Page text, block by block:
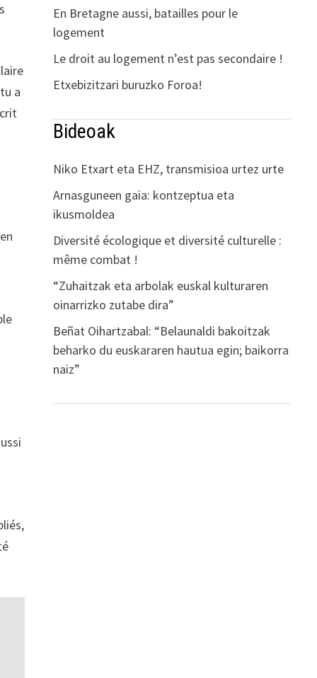
a
En Bretagne aussi, batailles pour le
logement
Le droit au logement n’est pas secondaire !
Etxebizitzari buruzko Foroa!
Bideoak
Niko Etxart eta EHZ, transmisioa urtez urte
Arnasguneen gaia: kontzeptua eta
ikusmoldea
Diversité écologique et diversité culturelle :
même combat !
“Zuhaitzak eta arbolak euskal kulturaren
oinarrizko zutabe dira”
Beñat Oihartzabal: “Belaunaldi bakoitzak
beharko du euskararen hautua egin; baikorra
naiz”